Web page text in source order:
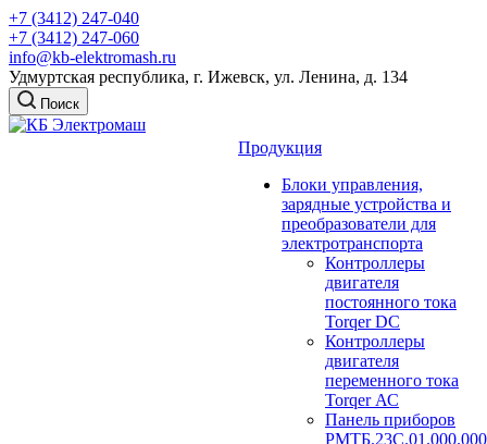
+7 (3412) 247-040
+7 (3412) 247-060
info@kb-elektromash.ru
Удмуртская республика, г. Ижевск, ул. Ленина, д. 134
Поиск
Продукция
Блоки управления,
зарядные устройства и
преобразователи для
электротранспорта
Контроллеры
двигателя
постоянного тока
Torqer DC
Контроллеры
двигателя
переменного тока
Torqer АС
Панель приборов
РМТБ.23С.01.000.000